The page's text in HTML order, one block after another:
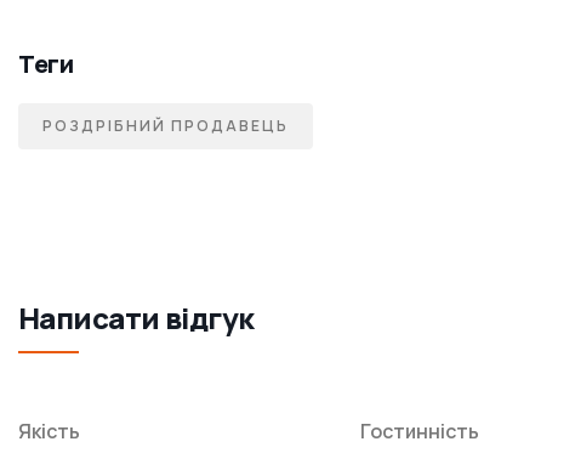
Теги
РОЗДРІБНИЙ ПРОДАВЕЦЬ
Написати відгук
Якість Гостинність